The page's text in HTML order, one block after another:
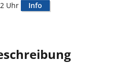
Uhr Info